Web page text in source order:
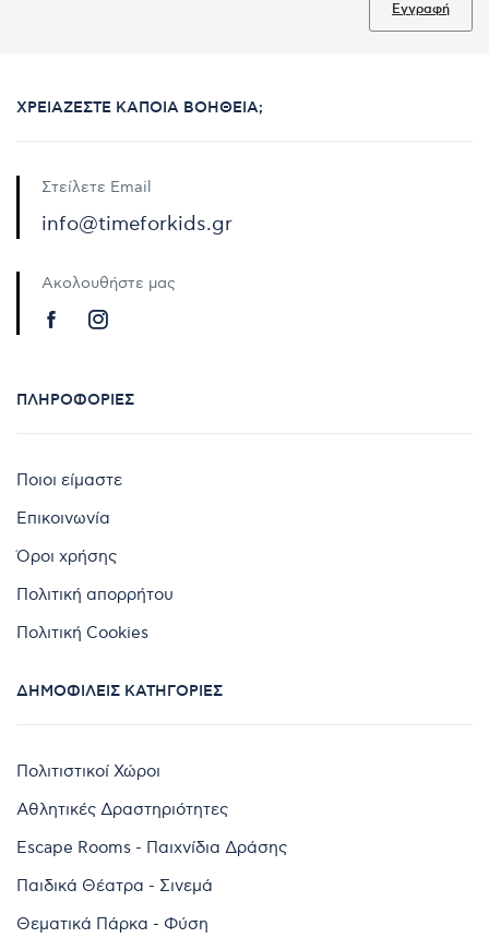
Εγγραφή
ΧΡΕΙΆΖΕΣΤΕ ΚΆΠΟΙΑ ΒΟΉΘΕΙΑ;
Στείλετε Email
info@timeforkids.gr
Ακολουθήστε μας
ΠΛΗΡΟΦΟΡΊΕΣ
Ποιοι είμαστε
Επικοινωνία
Όροι χρήσης
Πολιτική απορρήτου
Πολιτική Cookies
ΔΗΜΟΦΙΛΕΊΣ ΚΑΤΗΓΟΡΊΕΣ
Πολιτιστικοί Χώροι
Αθλητικές Δραστηριότητες
Escape Rooms - Παιχνίδια Δράσης
Παιδικά Θέατρα - Σινεμά
Θεματικά Πάρκα - Φύση